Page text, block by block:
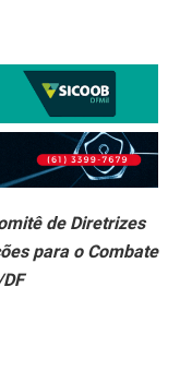
de Diretrizes
para o Combate